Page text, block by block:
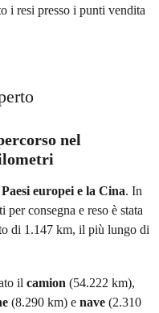
i resi presso i punti vendita
nel
europei e la Cina. In
consegna e reso è stata
di 1.147 km, il più lungo di
il camion (54.222 km),
(8.290 km) e nave (2.310